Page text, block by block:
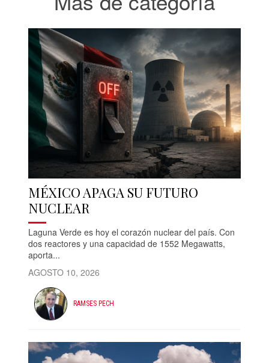
MÉXICO APAGA SU FUTURO
NUCLEAR
Laguna Verde es hoy el corazón nuclear del país. Con
dos reactores y una capacidad de 1552 Megawatts,
aporta...
AGOSTO 10, 2026
RAMSES PECH